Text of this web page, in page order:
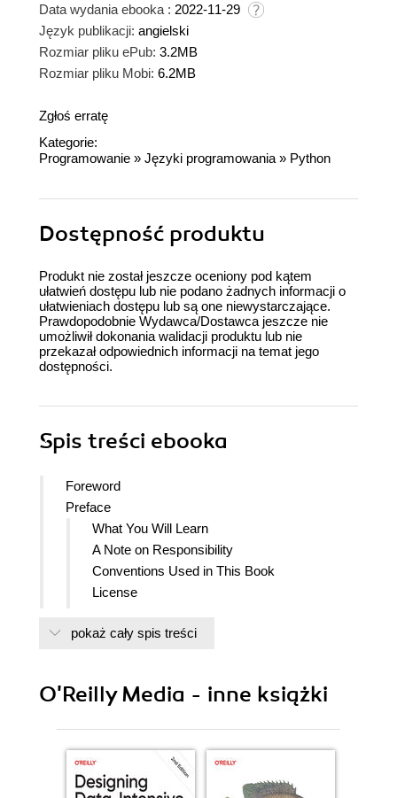
Data wydania ebooka : 2022-11-29
Język publikacji: angielski
Rozmiar pliku ePub: 3.2MB
Rozmiar pliku Mobi: 6.2MB
Zgłoś erratę
Kategorie:
Programowanie » Języki programowania » Python
Dostępność produktu
Produkt nie został jeszcze oceniony pod kątem
ułatwień dostępu lub nie podano żadnych informacji o
ułatwieniach dostępu lub są one niewystarczające.
Prawdopodobnie Wydawca/Dostawca jeszcze nie
umożliwił dokonania walidacji produktu lub nie
przekazał odpowiednich informacji na temat jego
dostępności.
Spis treści ebooka
Foreword
Preface
What You Will Learn
A Note on Responsibility
Conventions Used in This Book
License
OReilly Online Learning
From Holden
Why Do You Need Ray?
Where Can You Run Ray?
pokaż cały spis treści
O'Reilly Media - inne książki